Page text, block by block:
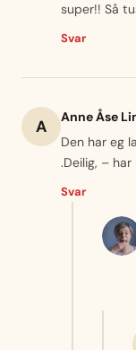
super!! Så
Svar
A Anne Åse
Den har eg
.Deilig, –
Svar